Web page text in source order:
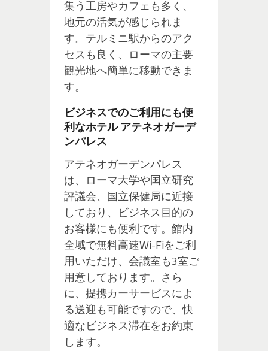
集う工房やカフェも多く、
地元の活気が感じられま
す。テルミニ駅からのアク
セスも良く、ローマの主要
観光地へ簡単に移動できま
す。
ビジネスでのご利用にも便
利なホテル アテネオガーデ
ンパレス
アテネオガーデンパレス
は、ローマ大学や国立研究
評議会、国立保健局に近接
しており、ビジネス目的の
お客様にも便利です。館内
全域で無料高速Wi-Fiをご利
用いただけ、会議室も3室ご
用意しております。さら
に、提携カーサービスによ
る送迎も可能ですので、快
適なビジネス滞在をお約束
します。